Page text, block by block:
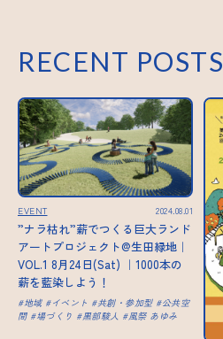
RECENT POSTS
EVENT 2024.08.01
”ナラ枯れ”薪でつくる巨大ランド
アートプロジェクト@生田緑地｜
VOL.1 8月24日(Sat) ｜1000本の
薪を藍染しよう！
地域 イベント 共創・参加型
公共空
間
場づくり 黒部駿人 風祭 あゆみ